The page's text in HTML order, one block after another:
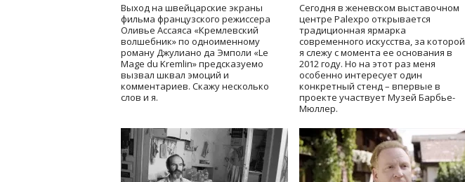
Выход на швейцарские экраны
фильма французского режиссера
Оливье Ассаяса «Кремлевский
волшебник» по одноименному
романуДжулиано да Эмполи «Le
Mage du Kremlin» предсказуемо
вызвал шквал эмоций и
комментариев. Скажу несколько
слов и я.
Сегодня в женевском выставочном
центре Palexpo открывается
традиционная ярмарка
современного искусства, за которой
я слежу с момента ее основания в
2012 году. Но на этот раз меня
особенно интересует один
конкретный стенд – впервые в
проекте участвует Музей Барбье-
Мюллер.